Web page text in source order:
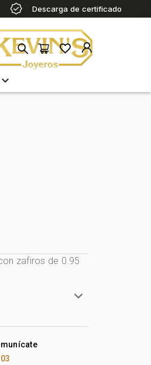
Descarga de certificado
expand_more
zafiros de 0.95